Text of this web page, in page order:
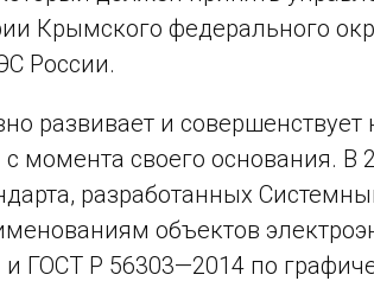
Крымского федерального
России.
развивает и
с момента своего основания. В
разработанных
объектов
и ГОСТ Р 56303—2014 по